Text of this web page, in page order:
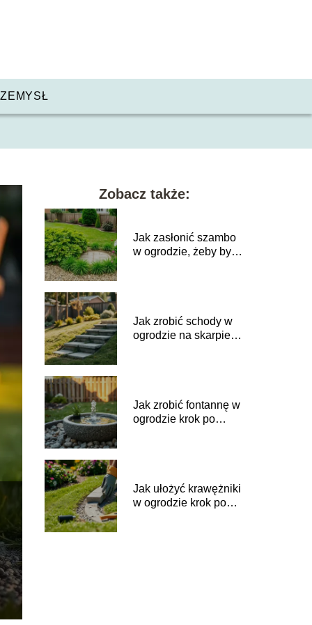
Zobacz także:
Jak zasłonić szambo
w ogrodzie, żeby było
Jak zrobić schody w
ogrodzie na skarpie?
Jak zrobić fontannę w
ogrodzie krok po
Jak ułożyć krawężniki
w ogrodzie krok po